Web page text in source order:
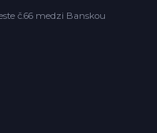
č.66 medzi Banskou